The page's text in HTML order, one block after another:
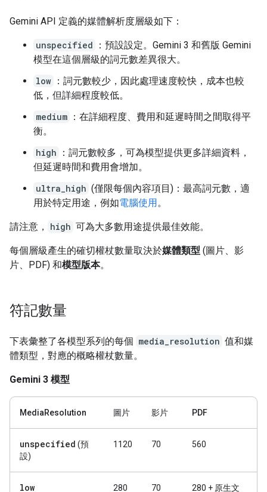
Gemini API 定義的媒體解析度層級如下：
unspecified
：預設設定。Gemini 3 和舊版 Gemini
模型在這個層級的詞元數差異很大。
low ：詞元數較少，因此處理速度較快，成本也較
低，但詳細程度較低。
medium ：在詳細程度、費用和延遲時間之間取得平
衡。
high
：詞元數較多，可為模型提供更多詳細資料，
但延遲時間和費用會增加。
ultra_high (僅限每個內容項目)：最高詞元數，適
用於特定用途，例如電腦使用。
請注意， high 可為大多數用途提供最佳效能。
每個層級產生的確切權杖數量取決於媒體類型 (圖片、影
片、PDF) 和模型版本。
符記數量
下表彙整了各模型系列的每個 media_resolution 值和媒
體類型，對應的概略權杖數量。
Gemini 3 模型
MediaResolution 圖片 影片 PDF
unspecified (預
設)
1120 70 560
low 280 70 280 + 原生文